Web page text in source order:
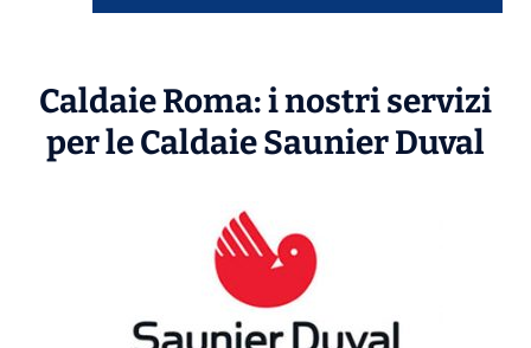
Caldaie Roma: i nostri servizi
per le CaldaieSaunier Duval